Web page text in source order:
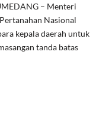
– Menteri
Nasional
kepala daerah untuk
tanda batas